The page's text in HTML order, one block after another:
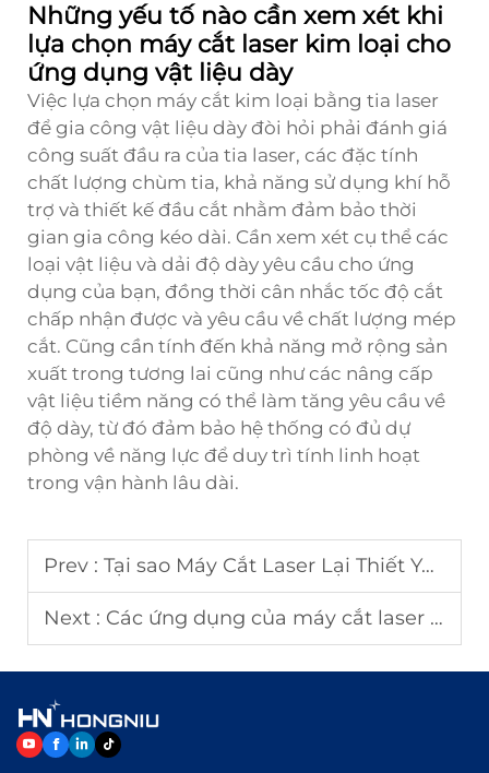
Những yếu tố nào cần xem xét khi
lựa chọn máy cắt laser kim loại cho
ứng dụng vật liệu dày
Việc lựa chọn máy cắt kim loại bằng tia laser
để gia công vật liệu dày đòi hỏi phải đánh giá
công suất đầu ra của tia laser, các đặc tính
chất lượng chùm tia, khả năng sử dụng khí hỗ
trợ và thiết kế đầu cắt nhằm đảm bảo thời
gian gia công kéo dài. Cần xem xét cụ thể các
loại vật liệu và dải độ dày yêu cầu cho ứng
dụng của bạn, đồng thời cân nhắc tốc độ cắt
chấp nhận được và yêu cầu về chất lượng mép
cắt. Cũng cần tính đến khả năng mở rộng sản
xuất trong tương lai cũng như các nâng cấp
vật liệu tiềm năng có thể làm tăng yêu cầu về
độ dày, từ đó đảm bảo hệ thống có đủ dự
phòng về năng lực để duy trì tính linh hoạt
trong vận hành lâu dài.
Prev : Tại sao Máy Cắt Laser Lại Thiết Yếu trong Gia Công Kim Loại?
Next : Các ứng dụng của máy cắt laser sợi quang trong gia công kim loại